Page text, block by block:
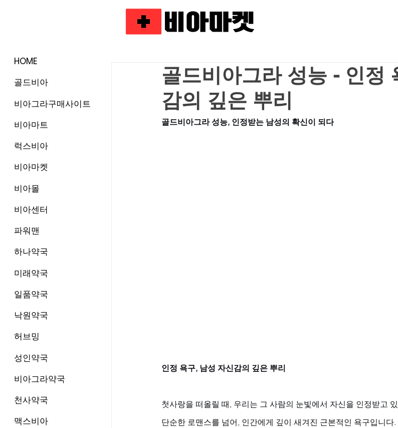
골드비아그라 성능 - 인정
감의 깊은 뿌리
골드비아그라 성능, 인정받는 남성의 확신이 되다
인정 욕구, 남성 자신감의 깊은 뿌리
첫사랑을 떠올릴 때, 우리는 그 사람의 눈빛에서 자신을 인정받고
단순한 로맨스를 넘어, 인간에게 깊이 새겨진 근본적인 욕구입니
HOME
골드비아
비아그라구매사이트
비아마트
럭스비아
비아마켓
비아몰
비아센터
파워맨
하나약국
미래약국
일품약국
낙원약국
허브밍
성인약국
비아그라약국
천사약국
맥스비아